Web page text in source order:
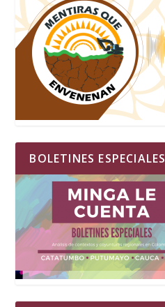
BOLETINES ESPECIALES